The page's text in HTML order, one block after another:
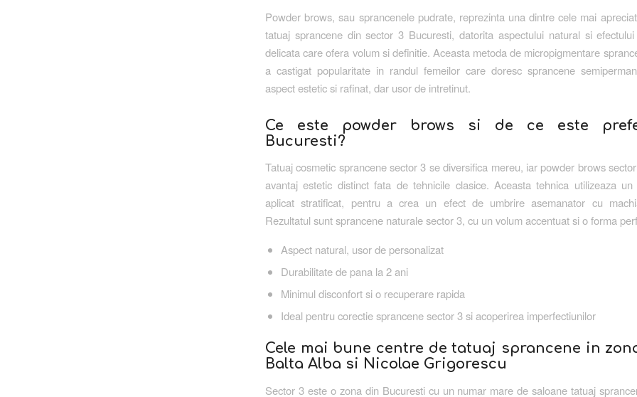
Powder brows, sau sprancenele pudrate, reprezinta una dintre cele mai
tatuaj sprancene din sector 3 Bucuresti, datorita aspectului natural si
delicata care ofera volum si definitie. Aceasta metoda de micropigmentare
a castigat popularitate in randul femeilor care doresc sprancene
aspect estetic si rafinat, dar usor de intretinut.
Ce este powder brows si de ce este
Bucuresti?
Tatuaj cosmetic sprancene sector 3 se diversifica mereu, iar powder brows
avantaj estetic distinct fata de tehnicile clasice. Aceasta tehnica utilizeaza
aplicat stratificat, pentru a crea un efect de umbrire asemanator cu
Rezultatul sunt sprancene naturale sector 3, cu un volum accentuat si o forma
Aspect natural, usor de personalizat
Durabilitate de pana la 2 ani
Minimul disconfort si o recuperare rapida
Ideal pentru corectie sprancene sector 3 si acoperirea imperfectiunilor
Cele mai bune centre de tatuaj sprancene in
Balta Alba si Nicolae Grigorescu
Sector 3 este o zona din Bucuresti cu un numar mare de saloane tatuaj